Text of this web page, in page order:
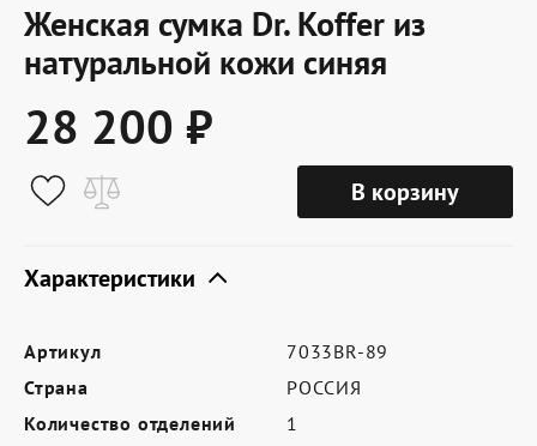
Акции
О компании
Условия доставки
Сертификат Dr.Koffer
Где купить
Женская сумка Dr. Koffer из
натуральной кожи синяя
28 200 ₽
В корзину
Характеристики
Артикул
7033BR-89
Страна
РОССИЯ
Количество отделений
1